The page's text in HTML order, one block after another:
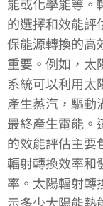
能或化學能等。
的選擇和效能評
保能源轉換的高
重要。例如，太
系統可以利用太
產生蒸汽，驅動
最終產生電能。
的效能評估主要
輻射轉換效率和
率。太陽輻射轉